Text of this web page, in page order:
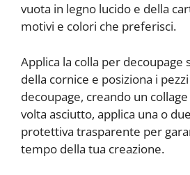
vuota in legno lucido e della
motivi e colori che preferisci.
Applica la colla per decoupage
della cornice e posiziona i
decoupage, creando un
volta asciutto, applica una o
protettiva trasparente per
tempo della tua creazione.